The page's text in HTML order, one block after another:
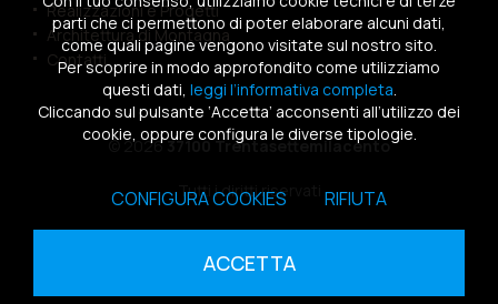
Realizzazioni e Progetti
Architettura di Montagna
Contatti
© 202637100 Trentasettemilacento
Tutti i diritti riservati
Sitemap|Privacy Policy|Cookies Policy
parti che ci permettono di poter elaborare alcuni dati,
come quali pagine vengono visitate sul nostro sito.
Per scoprire in modo approfondito come utilizziamo
questi dati, leggi l’informativa completa.
Cliccando sul pulsante ‘Accetta’ acconsenti all’utilizzo dei
cookie, oppure configura le diverse tipologie.
CONFIGURA COOKIES RIFIUTA
ACCETTA